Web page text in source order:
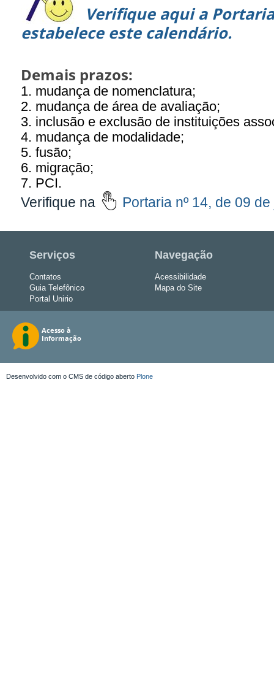
Verifique aqui a Portaria
estabelece este calendário.
Demais prazos:
1. mudança de nomenclatura;
2. mudança de área de avaliação;
3. inclusão e exclusão de instituições
4. mudança de modalidade;
5. fusão;
6. migração;
7. PCI.
Verifique na
Portaria nº 14, de 09
Serviços
Contatos
Guia Telefônico
Portal Unirio
Navegação
Acessibilidade
Mapa do Site
Desenvolvido com o CMS de código aberto Plone